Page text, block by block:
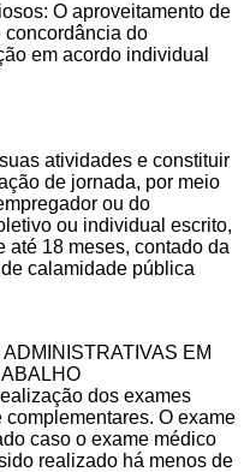
O aproveitamento de
do
em acordo individual
atividades e constituir
de jornada, por meio
ou do
ou individual escrito,
até 18 meses, contado da
calamidade pública
EM
dos exames
O exame
caso o exame médico
realizado há menos de